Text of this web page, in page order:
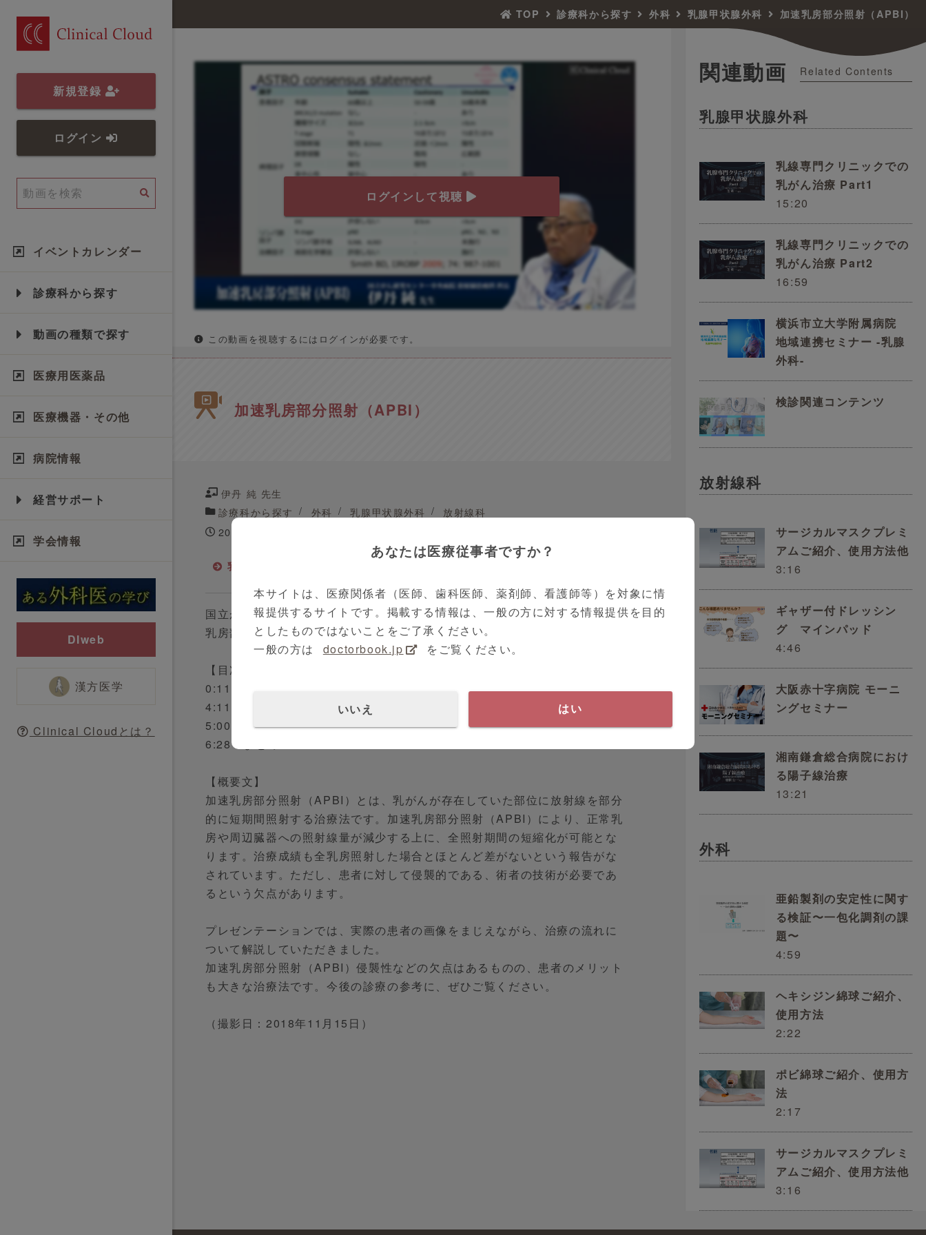
新規登録
ログイン
イベントカレンダー
診療科から探す
動画の種類で探す
医療用医薬品
医療機器・その他
病院情報
経営サポート
学会情報
DIweb
漢方医学
Clinical Cloudとは？
TOP 診療科から探す 外科 乳腺甲状腺外科 加速乳房部分照射（APBI）
ログインして視聴
この動画を視聴するにはログインが必要です。
加速乳房部分照射（APBI）
伊丹 純 先生
診療科から探す
外科 乳腺甲状腺外科
放射線科
2019年06月14日 00時00分
乳がん
国立がん研究センター中央病院 放射線治療科 科長 伊丹 純先生による「加速
乳房部分照射（APBI）」のプレゼンテーションです。
【目次】
0:11～加速乳房部分照射（APBI）とは
4:11～加速乳房部分照射（APBI）の利点・欠点
5:00～加速乳房部分照射（APBI）の治療方法と流れ
6:28～まとめ
【概要文】
加速乳房部分照射（APBI）とは、乳がんが存在していた部位に放射線を部分
的に短期間照射する治療法です。加速乳房部分照射（APBI）により、正常乳
房や周辺臓器への照射線量が減少する上に、全照射期間の短縮化が可能とな
ります。治療成績も全乳房照射した場合とほとんど差がないという報告がな
されています。ただし、患者に対して侵襲的である、術者の技術が必要であ
るという欠点があります。
プレゼンテーションでは、実際の患者の画像をまじえながら、治療の流れに
ついて解説していただきました。
加速乳房部分照射（APBI）侵襲性などの欠点はあるものの、患者のメリット
も大きな治療法です。今後の診療の参考に、ぜひご覧ください。
（撮影日：2018年11月15日）
関連動画 Related Contents
乳腺甲状腺外科
乳線専門クリニックでの
乳がん治療 Part1
15:20
乳線専門クリニックでの
乳がん治療 Part2
16:59
横浜市立大学附属病院
地域連携セミナー -乳腺
外科-
検診関連コンテンツ
放射線科
サージカルマスクプレミ
アムご紹介、使用方法他
3:16
ギャザー付ドレッシン
グ マインパッド
4:46
大阪赤十字病院 モーニ
ングセミナー
湘南鎌倉総合病院におけ
る陽子線治療
13:21
外科
亜鉛製剤の安定性に関す
る検証〜一包化調剤の課
題〜
4:59
ヘキシジン綿球ご紹介、
使用方法
2:22
ポビ綿球ご紹介、使用方
法
2:17
サージカルマスクプレミ
アムご紹介、使用方法他
3:16
あなたは医療従事者ですか？
本サイトは、医療関係者（医師、歯科医師、薬剤師、看護師等）を対象に情
報提供するサイトです。掲載する情報は、一般の方に対する情報提供を目的
としたものではないことをご了承ください。
一般の方は
doctorbook.jp をご覧ください。
いいえ はい